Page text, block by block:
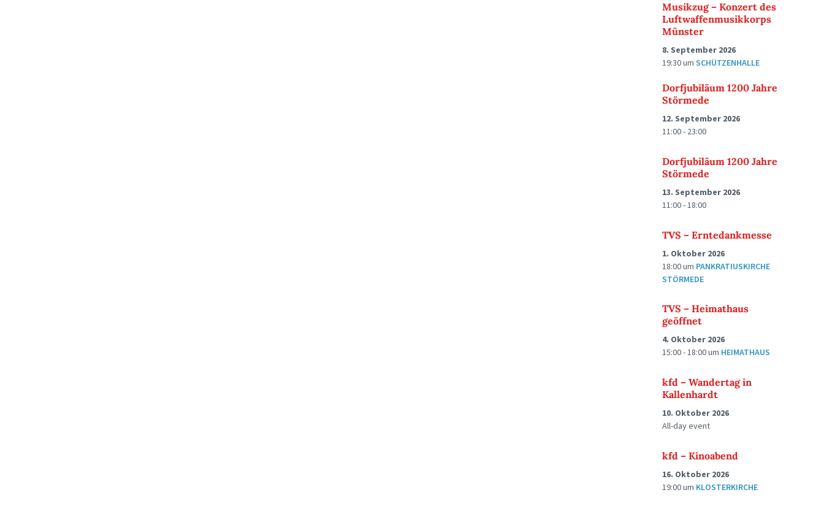
Musikzug – Konzert des
Luftwaffenmusikkorps
Münster
8. September 2026
19:30umSCHÜTZENHALLE
Dorfjubiläum 1200 Jahre
Störmede
12. September 2026
11:00 - 23:00
Dorfjubiläum 1200 Jahre
Störmede
13. September 2026
11:00 - 18:00
TVS – Erntedankmesse
1. Oktober 2026
18:00um PANKRATIUSKIRCHE
STÖRMEDE
TVS – Heimathaus
geöffnet
4. Oktober 2026
15:00 - 18:00um HEIMATHAUS
kfd – Wandertag in
Kallenhardt
10. Oktober 2026
All-day event
kfd – Kinoabend
16. Oktober 2026
19:00um KLOSTERKIRCHE